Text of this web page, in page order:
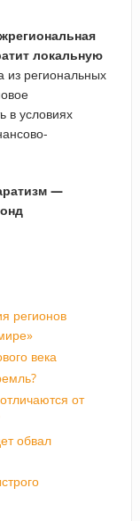
локальную
из региональных
в условиях
—
регионов
века
от
обвал